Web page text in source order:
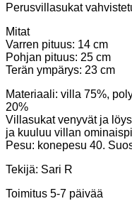
Perusvillasukat
Mitat
Varren pituus: 14 cm
Pohjan pituus: 25 cm
Terän ympärys: 23 cm
Materiaali: villa 75%,
20%
Villasukat venyvät ja
ja kuuluu villan
Pesu: konepesu 40.
Tekijä: Sari R
Toimitus 5-7 päivää